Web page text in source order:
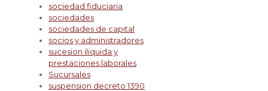
sociedad fiduciaria
sociedades
sociedades de capital
socios y administradores
sucesion iliquida y
prestaciones laborales
Sucursales
suspension decreto 1390